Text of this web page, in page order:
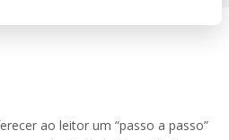
ao leitor um “passo a passo”